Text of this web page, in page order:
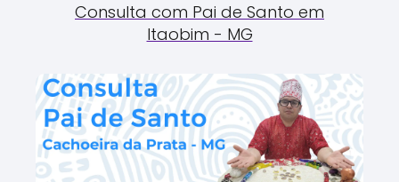
Consulta com Pai de Santo em
Itaobim - MG